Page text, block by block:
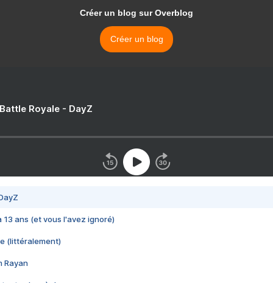
Créer un blog sur Overblog
Créer un blog
Royale - DayZ
13 ans (et vous l'avez ignoré)
(littéralement)
Rayan